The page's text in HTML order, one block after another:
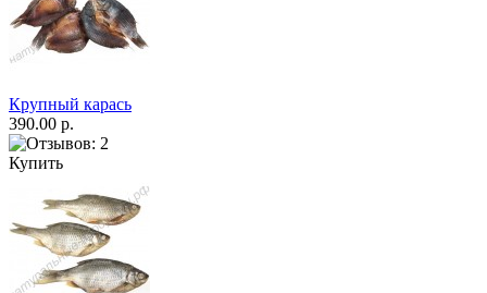
Крупный карась
390.00 р.
Купить